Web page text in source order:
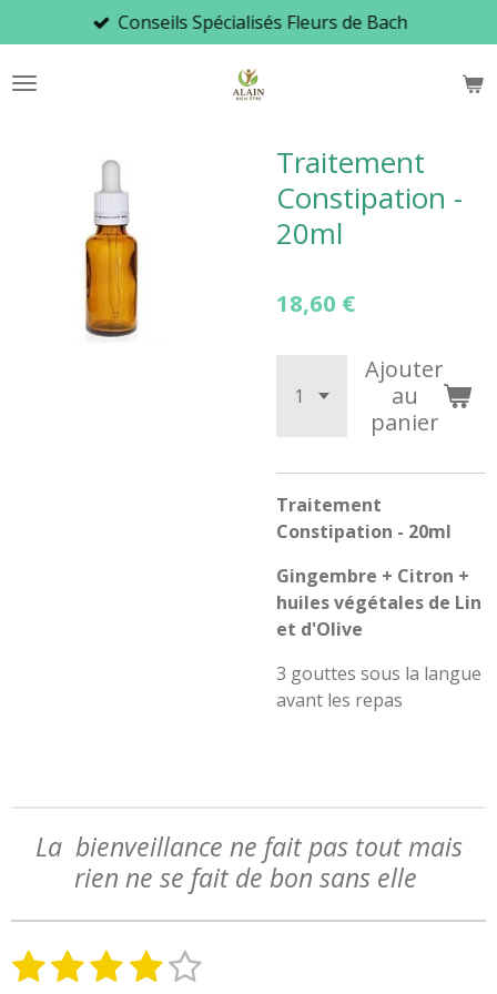
au
contenu
Conseils Spécialisés Fleurs de Bach
Traitement
Constipation -
20ml
18,60 €
Ajouter
au
panier
Traitement
Constipation - 20ml
Gingembre + Citron +
huiles végétales de Lin
et d'Olive
3 gouttes sous la langue
avant les repas
La bienveillance ne fait pas tout mais
rien ne se fait de bon sans elle
É
v
1 2 3 4 5
E